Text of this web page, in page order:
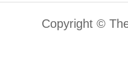
Copyright ©